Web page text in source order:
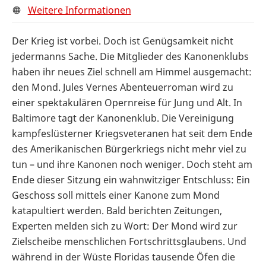
Weitere Informationen
Der Krieg ist vorbei. Doch ist Genügsamkeit nicht
jedermanns Sache. Die Mitglieder des Kanonenklubs
haben ihr neues Ziel schnell am Himmel ausgemacht:
den Mond. Jules Vernes Abenteuerroman wird zu
einer spektakulären Opernreise für Jung und Alt. In
Baltimore tagt der Kanonenklub. Die Vereinigung
kampfeslüsterner Kriegsveteranen hat seit dem Ende
des Amerikanischen Bürgerkriegs nicht mehr viel zu
tun – und ihre Kanonen noch weniger. Doch steht am
Ende dieser Sitzung ein wahnwitziger Entschluss: Ein
Geschoss soll mittels einer Kanone zum Mond
katapultiert werden. Bald berichten Zeitungen,
Experten melden sich zu Wort: Der Mond wird zur
Zielscheibe menschlichen Fortschrittsglaubens. Und
während in der Wüste Floridas tausende Öfen die